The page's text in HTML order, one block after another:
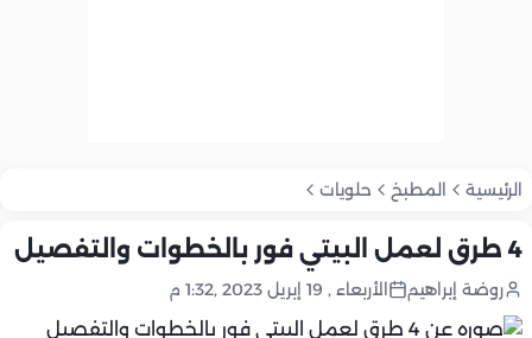
الرئيسية المطبخ حلويات
4 طرق لعمل البيتي فور بالخطوات والتفصيل
روضة إبراهيم الأربعاء , 19 إبريل 2023 ,1:32 م